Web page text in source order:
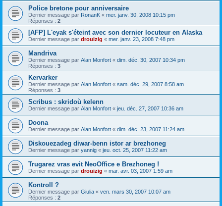
Police bretone pour anniversaire
Dernier message par RonanK « mer. janv. 30, 2008 10:15 pm
Réponses : 2
[AFP] L'eyak s'éteint avec son dernier locuteur en Alaska
Dernier message par drouizig « mer. janv. 23, 2008 7:48 pm
Mandriva
Dernier message par Alan Monfort « dim. déc. 30, 2007 10:34 pm
Réponses : 3
Kervarker
Dernier message par Alan Monfort « sam. déc. 29, 2007 8:58 am
Réponses : 3
Scribus : skridoù kelenn
Dernier message par Alan Monfort « jeu. déc. 27, 2007 10:36 am
Doona
Dernier message par Alan Monfort « dim. déc. 23, 2007 11:24 am
Diskouezadeg diwar-benn istor ar brezhoneg
Dernier message par yannig « jeu. oct. 25, 2007 11:22 am
Trugarez vras evit NeoOffice e Brezhoneg !
Dernier message par drouizig « mar. avr. 03, 2007 1:59 am
Kontroll ?
Dernier message par Giulia « ven. mars 30, 2007 10:07 am
Réponses : 2